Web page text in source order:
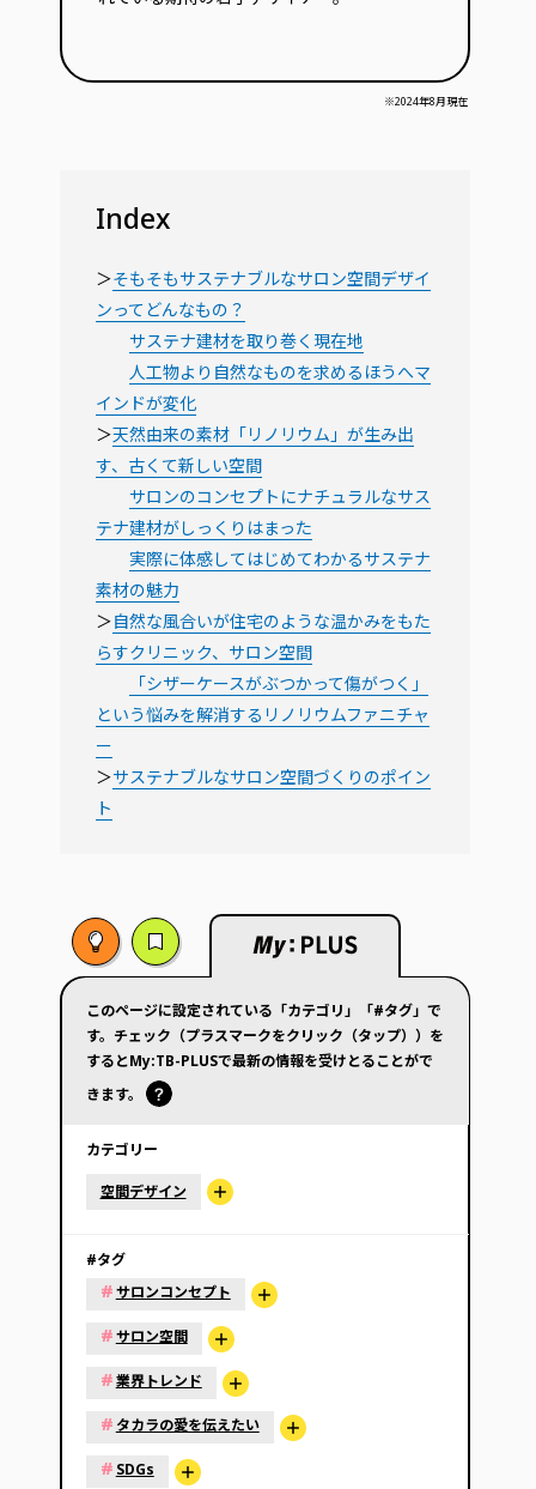
※2024年8月現在
Index
＞そもそもサステナブルなサロン空間デザイ
ンってどんなもの？
サステナ建材を取り巻く現在地
人工物より自然なものを求めるほうへマ
インドが変化
＞天然由来の素材「リノリウム」が生み出
す、古くて新しい空間
サロンのコンセプトにナチュラルなサス
テナ建材がしっくりはまった
実際に体感してはじめてわかるサステナ
素材の魅力
＞自然な風合いが住宅のような温かみをもた
らすクリニック、サロン空間
「シザーケースがぶつかって傷がつく」
という悩みを解消するリノリウムファニチャ
ー
＞サステナブルなサロン空間づくりのポイン
ト
このページに設定されている「カテゴリ」「#タグ」で
す。チェック（プラスマークをクリック（タップ））を
するとMy:TB-PLUSで最新の情報を受けとることがで
きます。
カテゴリー
空間デザイン
#タグ
#サロンコンセプト
#サロン空間
#業界トレンド
# タカラの愛を伝えたい
# SDGs